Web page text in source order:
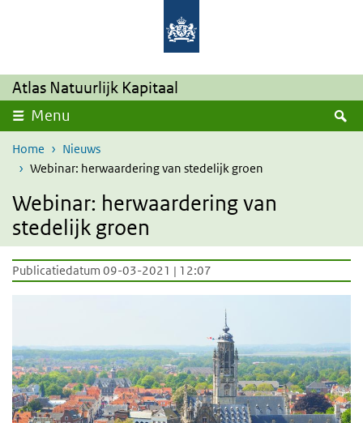
Overslaan en naar de inhoud gaan
Atlas Natuurlijk Kapitaal
Menu
Home
Nieuws
Webinar: herwaardering van stedelijk groen
Webinar: herwaardering van
stedelijk groen
Publicatiedatum 09-03-2021 | 12:07